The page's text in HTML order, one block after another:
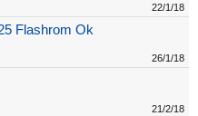
22/1/18
Flashrom Ok
26/1/18
21/2/18